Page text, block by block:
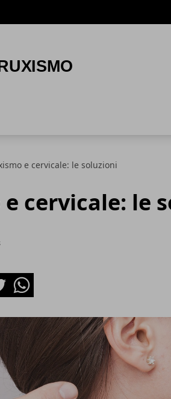
e cervicale: le soluzioni
cervicale: le
Whatsapp